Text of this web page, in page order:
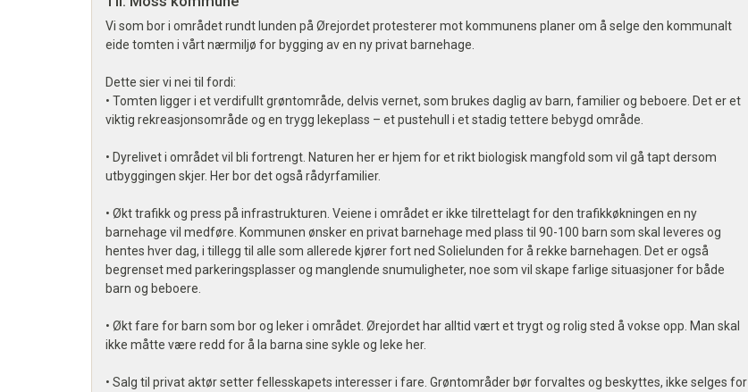
Vi som bor i området rundt lunden på Ørejordet protesterer mot kommunens planer om å selge den kommunalt
eide tomten i vårt nærmiljø for bygging av en ny privat barnehage.
Dette sier vi nei til fordi:
• Tomten ligger i et verdifullt grøntområde, delvis vernet, som brukes daglig av barn, familier og beboere. Det er et
viktig rekreasjonsområde og en trygg lekeplass – et pustehull i et stadig tettere bebygd område.
• Dyrelivet i området vil bli fortrengt. Naturen her er hjem for et rikt biologisk mangfold som vil gå tapt dersom
utbyggingen skjer. Her bor det også rådyrfamilier.
• Økt trafikk og press på infrastrukturen. Veiene i området er ikke tilrettelagt for den trafikkøkningen en ny
barnehage vil medføre. Kommunen ønsker en privat barnehage med plass til 90-100 barn som skal leveres og
hentes hver dag, i tillegg til alle som allerede kjører fort ned Solielunden for å rekke barnehagen. Det er også
begrenset med parkeringsplasser og manglende snumuligheter, noe som vil skape farlige situasjoner for både
barn og beboere.
• Økt fare for barn som bor og leker i området. Ørejordet har alltid vært et trygt og rolig sted å vokse opp. Man skal
ikke måtte være redd for å la barna sine sykle og leke her.
• Salg til privat aktør setter fellesskapets interesser i fare. Grøntområder bør forvaltes og beskyttes, ikke selges for